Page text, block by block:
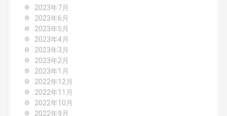
2023年7月
2023年6月
2023年5月
2023年4月
2023年3月
2023年2月
2023年1月
2022年12月
2022年11月
2022年10月
2022年9月